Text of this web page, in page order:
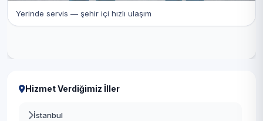
Yerinde servis — şehir içi hızlı ulaşım
Hizmet Verdiğimiz İller
İstanbul